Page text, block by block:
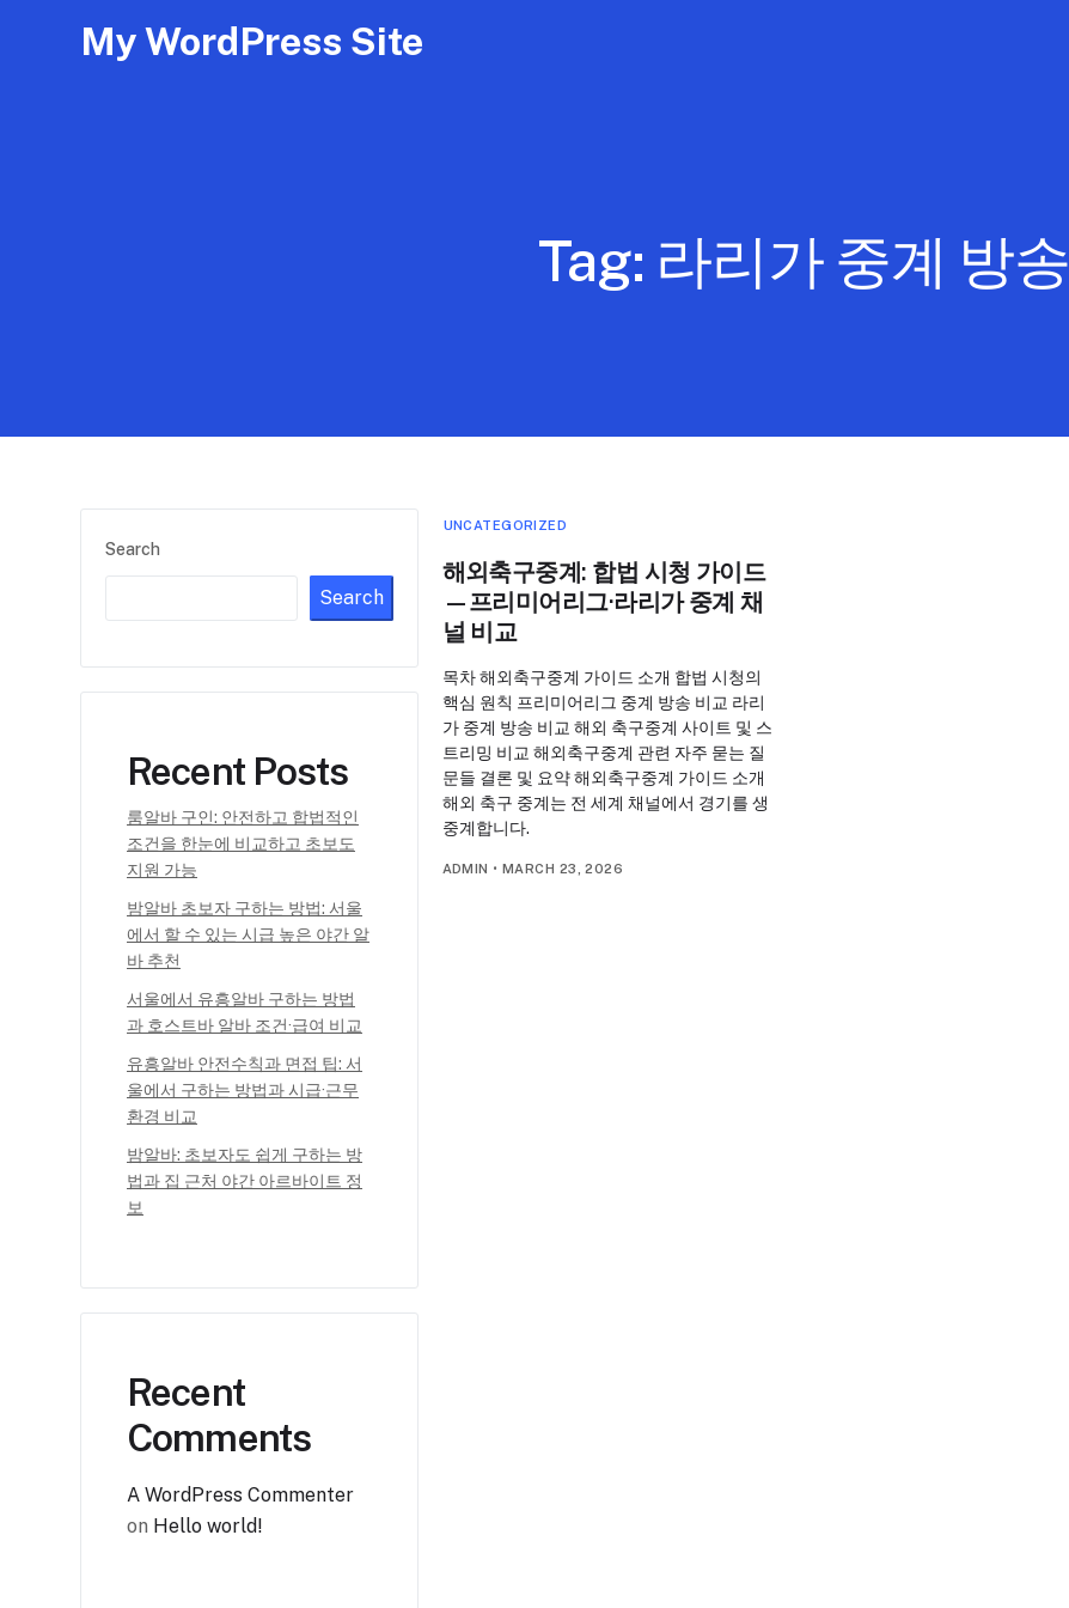
My WordPress Site
Tag: 라리가 중계 방송
Search
Search
Recent Posts
룸알바 구인: 안전하고 합법적인
조건을 한눈에 비교하고 초보도
지원 가능
밤알바 초보자 구하는 방법: 서울
에서 할 수 있는 시급 높은 야간 알
바 추천
서울에서 유흥알바 구하는 방법
과 호스트바 알바 조건·급여 비교
유흥알바 안전수칙과 면접 팁: 서
울에서 구하는 방법과 시급·근무
환경 비교
밤알바: 초보자도 쉽게 구하는 방
법과 집 근처 야간 아르바이트 정
보
Recent
Comments
A WordPress Commenter
on Hello world!
UNCATEGORIZED
해외축구중계: 합법 시청 가이드
—프리미어리그·라리가 중계 채
널 비교
목차 해외축구중계 가이드 소개 합법 시청의
핵심 원칙 프리미어리그 중계 방송 비교 라리
가 중계 방송 비교 해외 축구중계 사이트 및 스
트리밍 비교 해외축구중계 관련 자주 묻는 질
문들 결론 및 요약 해외축구중계 가이드 소개
해외 축구 중계는 전 세계 채널에서 경기를 생
중계합니다.
ADMIN • MARCH 23, 2026